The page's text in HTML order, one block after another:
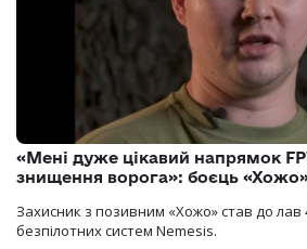
«Мені дуже цікавий напрямок
знищення ворога»: боєць
Захисник з позивним «Хожо» став до лав
безпілотних систем Nemesis.